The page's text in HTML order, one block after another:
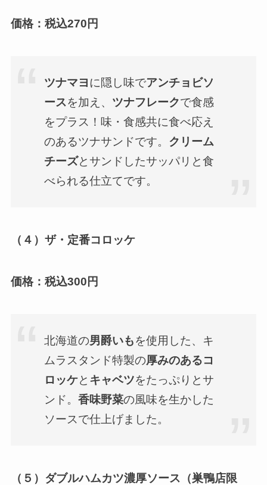
価格：税込270円
ツナマヨ に隠し味でアンチョビソ
ースを加え、 ツナフレークで食感
をプラス！味・食感共に食べ応え
のあるツナサンドです。 クリーム
チーズとサンドしたサッパリと食
べられる仕立てです。
（４）ザ・定番コロッケ
価格：税込300円
北海道の男爵いもを使用した、キ
ムラスタンド特製の厚みのあるコ
ロッケと キャベツをたっぷりとサ
ンド。香味野菜の風味を生かした
ソースで仕上げました。
（５）ダブルハムカツ濃厚ソース（巣鴨店限